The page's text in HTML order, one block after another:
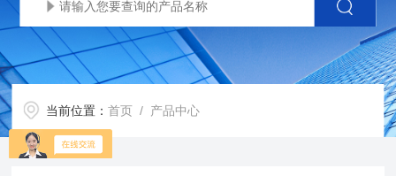
当前位置：首页 / 产品中心